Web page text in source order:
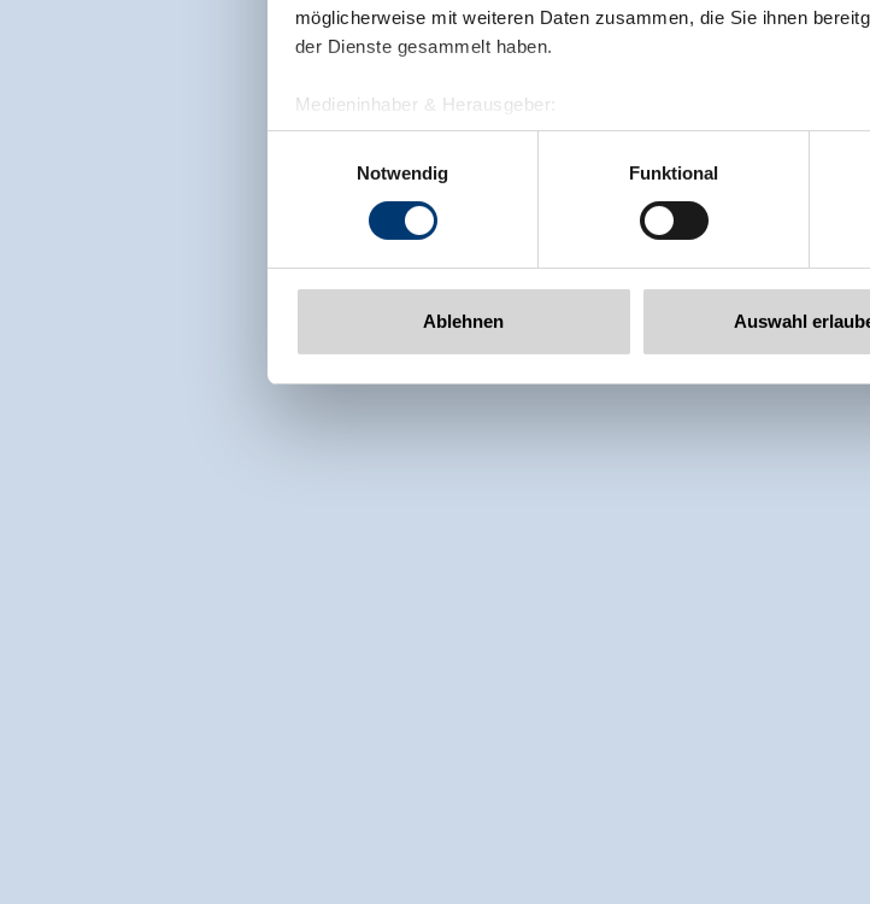
möglicherweise mit weiteren Daten zusammen, die Sie ihnen
der Dienste gesammelt haben.
Medieninhaber & Herausgeber:
Zeller Bergbahnen Zillertal GmbH & Co KG
Rohr 23// A-6280 Zell am Ziller
www.zillertalarena.com
Notwendig
Funktional
Ablehnen Auswahl